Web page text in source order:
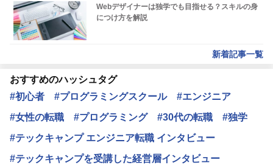
Webデザイナーは独学でも目指せる？スキルの身
につけ方を解説
新着記事一覧
おすすめのハッシュタグ
#初心者
#プログラミングスクール
#エンジニア
#女性の転職
#プログラミング #30代の転職
#独学
#テックキャンプ エンジニア転職 インタビュー
#テックキャンプを受講した経営層インタビュー